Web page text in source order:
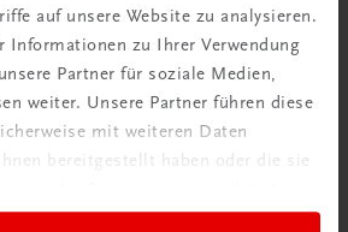
auf unsere Website zu analysieren.
Informationen zu Ihrer Verwendung
Partner für soziale Medien,
weiter. Unsere Partner führen diese
mit weiteren Daten
bereitgestellt haben oder die sie
bei TRAUNER!
Familienunternehmen mit